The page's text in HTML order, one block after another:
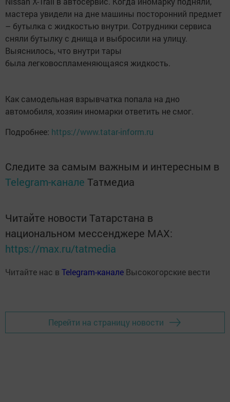
мастера увидели на дне машины посторонний предмет
– бутылка с жидкостью внутри. Сотрудники сервиса
сняли бутылку с днища и выбросили на улицу.
Выяснилось, что внутри тары
была легковоспламеняющаяся жидкость.
Как самодельная взрывчатка попала на дно
автомобиля, хозяин иномарки ответить не смог.
Подробнее: https://www.tatar-inform.ru
Следите за самым важным и интересным в
Telegram-канале Татмедиа
Читайте новости Татарстана в
национальном мессенджере MАХ:
https://max.ru/tatmedia
Читайте нас в Telegram-канале Высокогорские вести
Перейти на страницу новости